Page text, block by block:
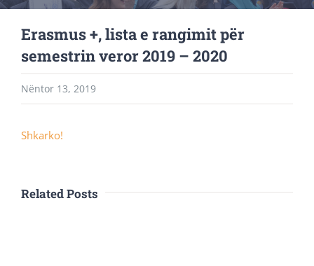
Erasmus +, lista e rangimit për
semestrin veror 2019 – 2020
Nëntor 13, 2019
Shkarko!
Related Posts